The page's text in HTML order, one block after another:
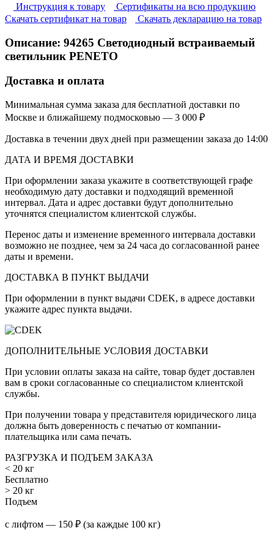
Инструкция к товару
Сертификаты на всю продукцию
Cкачать сертификат на товар
Cкачать декларацию на товар
Описание: 94265 Светодиодный встраиваемый
светильник PENETO
Доставка и оплата
Минимальная сумма заказа для бесплатной доставки по
Москве и ближайшему подмосковью — 3 000 ₽
Доставка в течении двух дней при размещении заказа до 14:00
ДАТА И ВРЕМЯ ДОСТАВКИ
При оформлении заказа укажите в соответствующей графе
необходимую дату доставки и подходящий временной
интервал. Дата и адрес доставки будут дополнительно
уточнятся специалистом клиентской службы.
Перенос даты и изменение временного интервала доставки
возможно не позднее, чем за 24 часа до согласованной ранее
даты и времени.
ДОСТАВКА В ПУНКТ ВЫДАЧИ
При оформлении в пункт выдачи CDEK, в адресе доставки
укажите адрес пункта выдачи.
ДОПОЛНИТЕЛЬНЫЕ УСЛОВИЯ ДОСТАВКИ
При условии оплаты заказа на сайте, товар будет доставлен
вам в сроки согласованные со специалистом клиентской
службы.
При получении товара у представителя юридического лица
должна быть доверенность с печатью от компании-
плательщика или сама печать.
РАЗГРУЗКА И ПОДЪЕМ ЗАКАЗА
< 20 кг
Бесплатно
> 20 кг
Подъем
с лифтом — 150 ₽ (за каждые 100 кг)